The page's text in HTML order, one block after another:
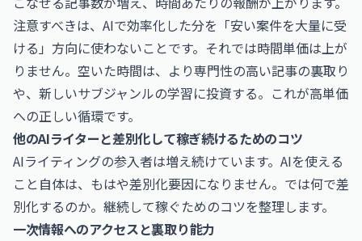
注意すべきは、AIで効率化した分を「安い案件を大量に受
ける」方向に使わないことです。それでは時間単価は上が
りません。空いた時間は、より専門性の高い記事の裏取り
や、新しいサブジャンルの学習に投資する。これが高単価
への正しい循環です。
他のAIライターと差別化して稼ぎ続けるためのコツ
AIライティングの参入者は増え続けています。AIを使える
こと自体は、もはや差別化要因になりません。では何で差
別化するのか。継続して稼ぐためのコツを整理します。
一次情報へのアクセスと裏取り能力